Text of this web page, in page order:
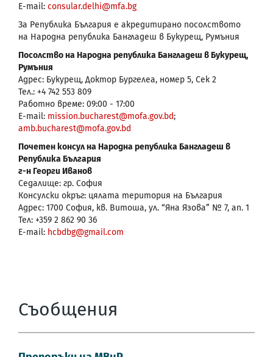
E-mail: consular.delhi@mfa.bg
За Република България е акредитирано посолството
на Народна република Бангладеш в Букурещ, Румъния
Посолство на Народна република Бангладеш в Букурещ,
Румъния
Адрес: Букурещ, Доктор Бургелеа, номер 5, Сек 2
Тел.: +4 742 553 809
Работно време: 09:00 - 17:00
E-mail: mission.bucharest@mofa.gov.bd;
amb.bucharest@mofa.gov.bd
Почетен консул на Народна република Бангладеш в
Република България
г-н Георги Иванов
Седалище: гр. София
Консулски окръг: цялата територия на България
Адрес: 1700 София, кв. Витоша, ул. “Яна Язова” № 7, ап. 1
Тел: +359 2 862 90 36
Е-mail: hcbdbg@gmail.com
Съобщения